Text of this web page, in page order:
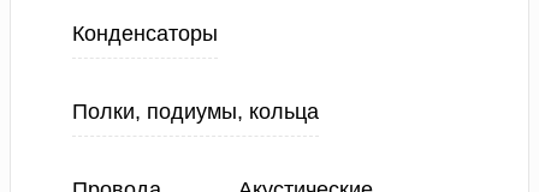
Конденсаторы
Полки, подиумы, кольца